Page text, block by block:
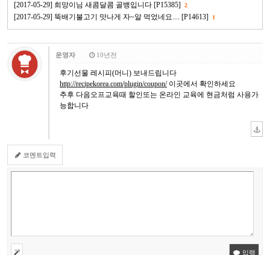
[2017-05-29] 희망이님 새콤달콤 골뱅입니다 [P15385] 2
[2017-05-29] 뚝배기불고기 맛나게 자~알 먹었네요.... [P14613] 1
운영자 10년전
후기선물 레시피(머니) 보내드립니다
http://recipekorea.com/plugin/coupon/이곳에서 확인하세요
추후 다음오프교육때 할인또는 온라인 교육에 현금처럼 사용가
능합니다
코멘트입력
입력